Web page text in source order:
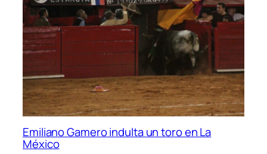
Emiliano Gamero indulta un toro en La
México